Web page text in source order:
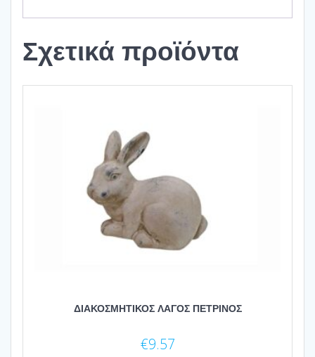
Σχετικά προϊόντα
ΔΙΑΚΟΣΜΗΤΙΚΟΣ ΛΑΓΟΣ ΠΕΤΡΙΝΟΣ
€9.57